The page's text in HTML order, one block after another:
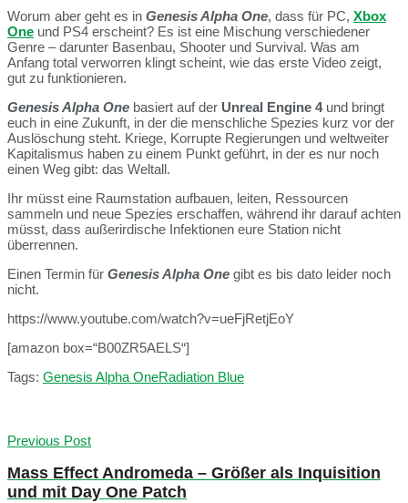
Worum aber geht es in Genesis Alpha One, dass für PC, Xbox
One und PS4 erscheint? Es ist eine Mischung verschiedener
Genre – darunter Basenbau, Shooter und Survival. Was am
Anfang total verworren klingt scheint, wie das erste Video zeigt,
gut zu funktionieren.
Genesis Alpha One basiert auf der Unreal Engine 4und bringt
euch in eine Zukunft, in der die menschliche Spezies kurz vor der
Auslöschung steht. Kriege, Korrupte Regierungen und weltweiter
Kapitalismus haben zu einem Punkt geführt, in der es nur noch
einen Weg gibt: das Weltall.
Ihr müsst eine Raumstation aufbauen, leiten, Ressourcen
sammeln und neue Spezies erschaffen, während ihr darauf achten
müsst, dass außerirdische Infektionen eure Station nicht
überrennen.
Einen Termin für Genesis Alpha One gibt es bis dato leider noch
nicht.
https://www.youtube.com/watch?v=ueFjRetjEoY
[amazon box=“B00ZR5AELS“]
Tags: Genesis Alpha OneRadiation Blue
Previous Post
Mass Effect Andromeda – Größer als Inquisition
und mit Day One Patch